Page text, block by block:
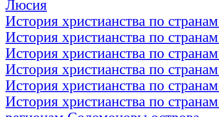
Люсия
История христианства по
История христианства по
История христианства по
История христианства по
История христианства по
История христианства по